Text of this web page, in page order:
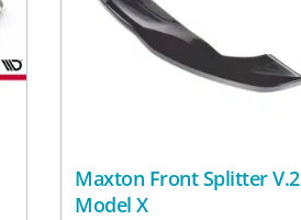
Maxton Front Splitter V.2
Model X